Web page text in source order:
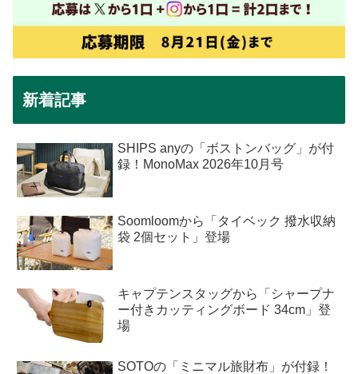
新着記事
SHIPS anyの「ボストンバッグ」が付
録！MonoMax 2026年10月号
Soomloomから「タイベック 撥水収納
袋 2個セット」登場
キャプテンスタッグから「シャープナ
ー付きカッティングボード 34cm」登
場
SOTOの「ミニマル旅財布」が付録！